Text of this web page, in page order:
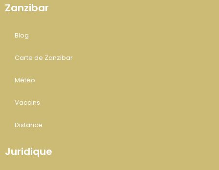
Zanzibar
Blog
Carte de Zanzibar
Météo
Vaccins
Distance
Juridique